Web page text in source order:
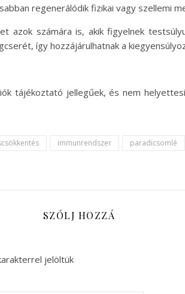
regenerálódik fizikai vagy szellemi
azok számára is, akik figyelnek
így hozzájárulhatnak a
tájékoztató jellegűek, és nem
immunrendszer paradicsomlé
SZÓLJ HOZZÁ
jelöltük